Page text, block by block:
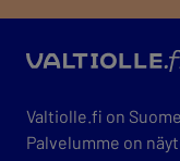
valtio
Valtiolle.fi on
Palvelumme on